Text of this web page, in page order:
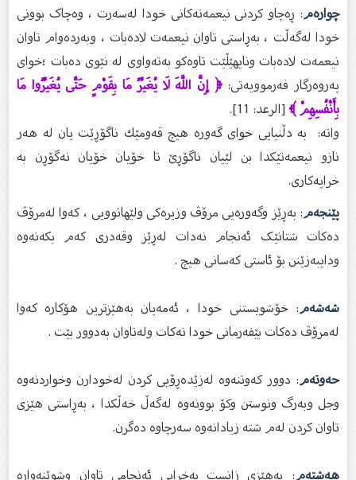
چوارەم: ڕەچاو کردنی نیعمەتەکانی خودا لەسەرت ، وەچاک بوونی
خودا لەگەڵت ، بەڕاستی تاوان نیعمەت لادەبات ، وبەردەوام تاوان
نیعمەت لادەبات ونایهێڵێت تاوەکو بەتەواوی لە نێوی دەبات ؛خوای
پەروەرگار فەرموویەتی:﴿ إِنَّ اللَّهَ لَا يُغَيِّرُ مَا بِقَوْمٍ حَتَّى يُغَيِّرُوا مَا
بِأَنْفُسِهِمْ ﴾[الرعد: 11].
واته: به‌ دڵنیایى خوای گه‌وره‌ هیچ قه‌ومێك ناگۆڕێت یان له‌ هه‌ر
نازو نیعمه‌تێكدا بن لێیان ناگۆڕێ تا خۆیان خۆیان نه‌گۆڕن به‌
خراپه‌كاری.
پێنجەم: بەڕێز وگەورەیی مرۆڤ وزیرەكی ولێهاتوویی ، کەوا لەمرۆڤ
دەکات شتانێک ئەنجام نەدات لەڕێز وقەدری کەم بکەنەوە
ودایبەزێنن بۆ ئاستی کەسانی هیچ .
شەشەم: خۆشویستنی خودا ، ئەمەیان بەهێزترین هۆکاره کەوا
لەمرۆڤ دەکات بێفەرمانی خودا نەکات ولەتاوان بەدوور بێت .
حەوتەم: دوور کەوتنەوە لەزێدەڕۆیی کردن لەخودارن وخواردنەوە
وجل وبەرگ ونوستن وکۆ بوونەوە لەگەڵ خەڵکدا ، بەڕاستی هێزی
تاوان کردن لەم شتە زیادانەوە سەرچاوە دەگرن.
هەشتەم: بەهێزی زانست بەخراپی ئەنجامی تاوان وشوێنەوارە